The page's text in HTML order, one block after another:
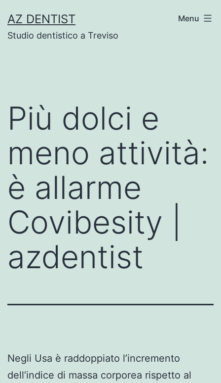
to
content
AZ DENTIST
Studio dentistico a Treviso
Menu
Più dolci e
meno attività:
è allarme
Covibesity |
azdentist
Negli Usa è raddoppiato l’incremento
dell’indice di massa corporea rispetto al